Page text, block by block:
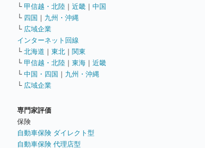
└ 甲信越・北陸 ｜ 近畿 ｜ 中国
└ 四国 ｜ 九州・沖縄
└ 広域企業
インターネット回線
└ 北海道 ｜ 東北 ｜ 関東
└ 甲信越・北陸 ｜ 東海 ｜ 近畿
└ 中国・四国 ｜ 九州・沖縄
└ 広域企業
専門家評価
保険
自動車保険 ダイレクト型
自動車保険 代理店型